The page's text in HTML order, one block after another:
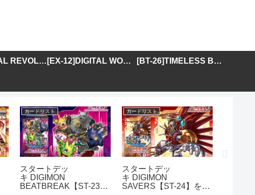
[BT-25]DUAL REVOLUTION [EX-12]DIGITAL WORLD SHAMBALA [BT-26]TIMELESS BONDS
カードリスト
スタートデッ
キ DIGIMON
BEATBREAK【ST-23】
カードリスト
スタートデッ
キ DIGIMON
SAVERS【ST-24】を取